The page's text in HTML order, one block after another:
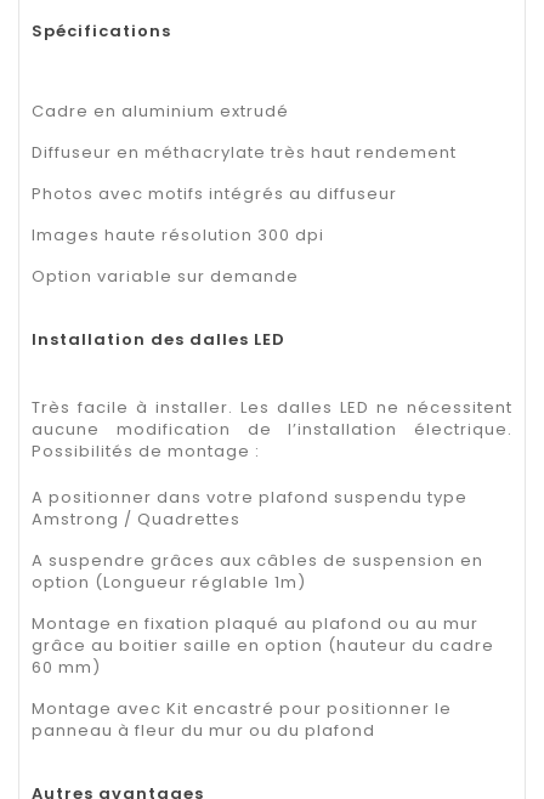
Spécifications
Cadre en aluminium extrudé
Diffuseur en méthacrylate très haut rendement
Photos avec motifs intégrés au diffuseur
Images haute résolution 300 dpi
Option variable sur demande
Installation des dalles LED
Très facile à installer. Les dalles LED ne nécessitent
aucune modification de l’installation électrique.
Possibilités de montage :
A positionner dans votre plafond suspendu type
Amstrong / Quadrettes
A suspendre grâces aux câbles de suspension en
option (Longueur réglable 1m)
Montage en fixation plaqué au plafond ou au mur
grâce au boitier saille en option (hauteur du cadre
60 mm)
Montage avec Kit encastré pour positionner le
panneau à fleur du mur ou du plafond
Autres avantages